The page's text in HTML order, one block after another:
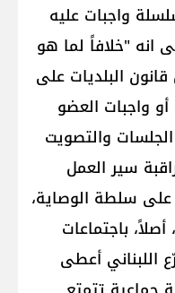
واجبات عليه
انه "خلافاً لما هو
البلديات على
واجبات العضو
والتصويت
سير العمل
على سلطة الوصاية،
باجتماعات
اللبناني أعطى